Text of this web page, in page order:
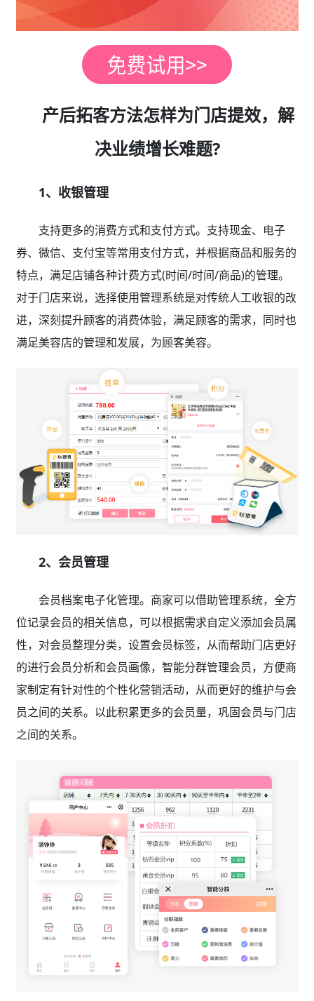
产后拓客方法怎样为门店提效，解
决业绩增长难题?
1、收银管理
支持更多的消费方式和支付方式。支持现金、电子
券、微信、支付宝等常用支付方式，并根据商品和服务的
特点，满足店铺各种计费方式(时间/时间/商品)的管理。
对于门店来说，选择使用管理系统是对传统人工收银的改
进，深刻提升顾客的消费体验，满足顾客的需求，同时也
满足美容店的管理和发展，为顾客美容。
2、会员管理
会员档案电子化管理。商家可以借助管理系统，全方
位记录会员的相关信息，可以根据需求自定义添加会员属
性，对会员整理分类，设置会员标签，从而帮助门店更好
的进行会员分析和会员画像，智能分群管理会员，方便商
家制定有针对性的个性化营销活动，从而更好的维护与会
员之间的关系。以此积累更多的会员量，巩固会员与门店
之间的关系。